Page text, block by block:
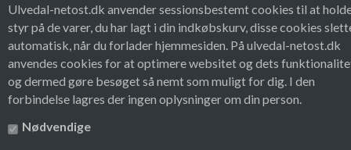
Ulvedal-netost.dk anvender sessionsbestemt cookies til at
styr på de varer, du har lagt i din indkøbskurv, disse cookies
automatisk, når du forlader hjemmesiden. På ulvedal-netost.dk
anvendes cookies for at optimere websitet og dets
og dermed gøre besøget så nemt som muligt for dig. I den
forbindelse lagres der ingen oplysninger om din person.
Nødvendige